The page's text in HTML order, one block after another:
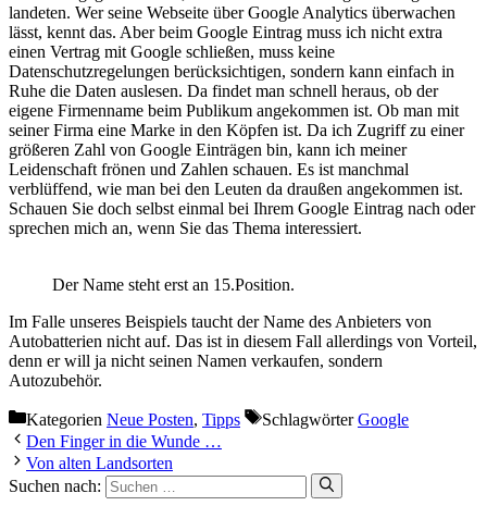
landeten. Wer seine Webseite über Google Analytics überwachen
lässt, kennt das. Aber beim Google Eintrag muss ich nicht extra
einen Vertrag mit Google schließen, muss keine
Datenschutzregelungen berücksichtigen, sondern kann einfach in
Ruhe die Daten auslesen. Da findet man schnell heraus, ob der
eigene Firmenname beim Publikum angekommen ist. Ob man mit
seiner Firma eine Marke in den Köpfen ist. Da ich Zugriff zu einer
größeren Zahl von Google Einträgen bin, kann ich meiner
Leidenschaft frönen und Zahlen schauen. Es ist manchmal
verblüffend, wie man bei den Leuten da draußen angekommen ist.
Schauen Sie doch selbst einmal bei Ihrem Google Eintrag nach oder
sprechen mich an, wenn Sie das Thema interessiert.
Der Name steht erst an 15.Position.
Im Falle unseres Beispiels taucht der Name des Anbieters von
Autobatterien nicht auf. Das ist in diesem Fall allerdings von Vorteil,
denn er will ja nicht seinen Namen verkaufen, sondern
Autozubehör.
Kategorien Neue Posten, Tipps SchlagwörterGoogle
Den Finger in die Wunde …
Von alten Landsorten
Suchen nach: